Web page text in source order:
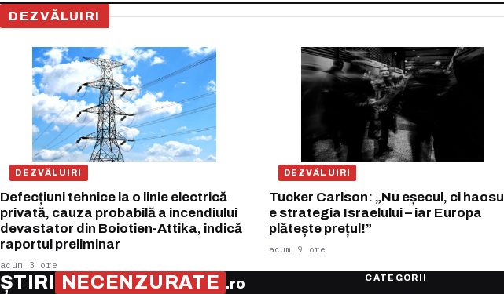
DEZVĂLUIRI
DEZVĂLUIRI
Defecțiuni tehnice la o linie electrică
privată, cauza probabilă a incendiului
devastator din Boiotien-Attika, indică
raportul preliminar
acum 3 ore
DEZVĂLUIRI
Tucker Carlson: „Nu eșecul, ci haosul
e strategia Israelului – iar Europa
plătește prețul!”
acum 9 ore
ȘTIRI NECENZURATE .ro CATEGORII